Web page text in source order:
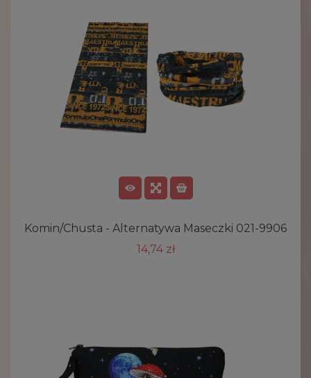
Komin/chusta - Alternatywa Maseczki 021-9906
14,74 zł